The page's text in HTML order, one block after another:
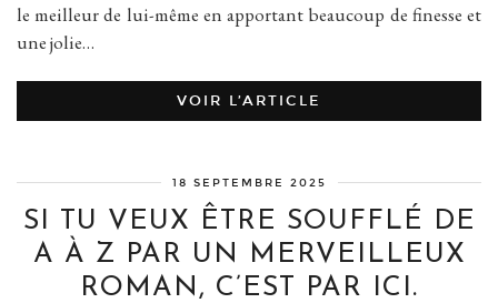
le meilleur de lui-même en apportant beaucoup de finesse et
une jolie…
VOIR L’ARTICLE
18 SEPTEMBRE 2025
SI TU VEUX ÊTRE SOUFFLÉ DE
A À Z PAR UN MERVEILLEUX
ROMAN, C’EST PAR ICI.